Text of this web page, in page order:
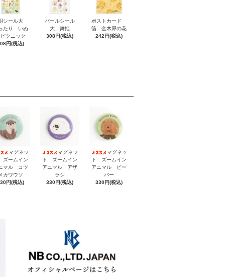
シール大
たり いぬ
クニック
円(税込)
パールシール
大 舞姫
308円(税込)
ポストカード
箔 金木犀の花
242円(税込)
マグネッ
ームイン
マル コツ
カワウソ
円(税込)
マグネッ
ト ズームイン
アニマル アザ
ラシ
330円(税込)
マグネッ
ト ズームイン
アニマル ビー
バー
330円(税込)